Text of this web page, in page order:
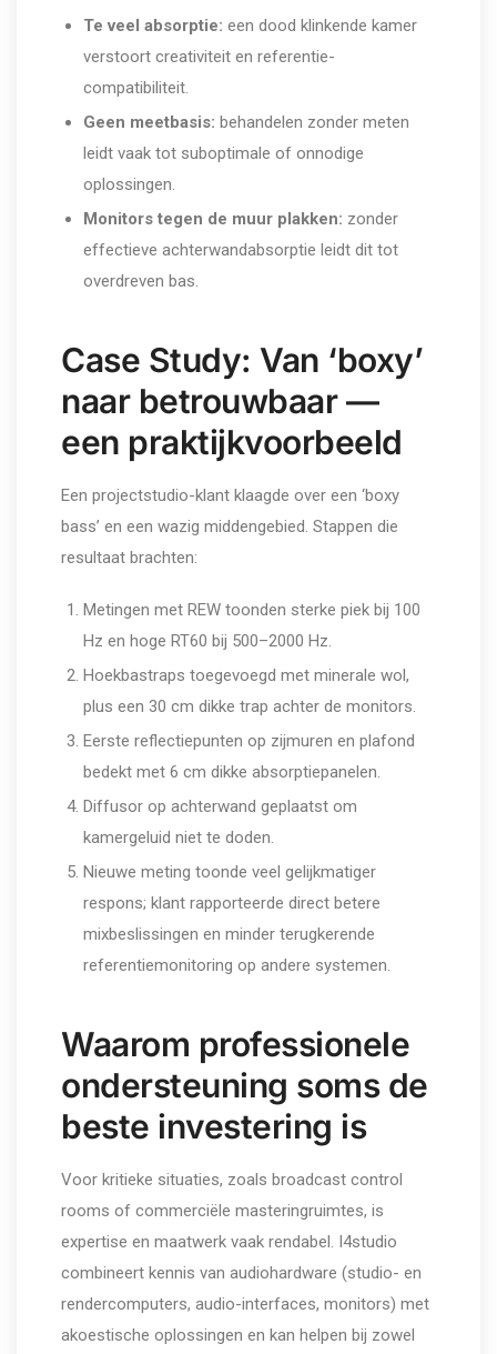
Te veel absorptie: een dood klinkende kamer
verstoort creativiteit en referentie-
compatibiliteit.
Geen meetbasis: behandelen zonder meten
leidt vaak tot suboptimale of onnodige
oplossingen.
Monitors tegen de muur plakken: zonder
effectieve achterwandabsorptie leidt dit tot
overdreven bas.
Case Study: Van ‘boxy’
naar betrouwbaar —
een praktijkvoorbeeld
Een projectstudio-klant klaagde over een ‘boxy
bass’ en een wazig middengebied. Stappen die
resultaat brachten:
Metingen met REW toonden sterke piek bij 100
Hz en hoge RT60 bij 500–2000 Hz.
Hoekbastraps toegevoegd met minerale wol,
plus een 30 cm dikke trap achter de monitors.
Eerste reflectiepunten op zijmuren en plafond
bedekt met 6 cm dikke absorptiepanelen.
Diffusor op achterwand geplaatst om
kamergeluid niet te doden.
Nieuwe meting toonde veel gelijkmatiger
respons; klant rapporteerde direct betere
mixbeslissingen en minder terugkerende
referentiemonitoring op andere systemen.
Waarom professionele
ondersteuning soms de
beste investering is
Voor kritieke situaties, zoals broadcast control
rooms of commerciële masteringruimtes, is
expertise en maatwerk vaak rendabel. I4studio
combineert kennis van audiohardware (studio- en
rendercomputers, audio-interfaces, monitors) met
akoestische oplossingen en kan helpen bij zowel